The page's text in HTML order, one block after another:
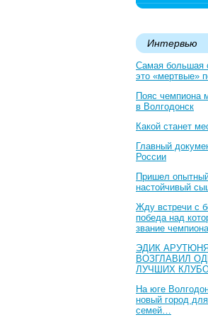
Интервью
Самая большая
это «мертвые»
Пояс чемпиона
в Волгодонск
Какой станет
Главный
России
Пришел
настойчивый
Жду встречи с
победа над
звание
ЭДИК
ВОЗГЛАВИЛ
ЛУЧШИХ
На юге
новый город
семей…